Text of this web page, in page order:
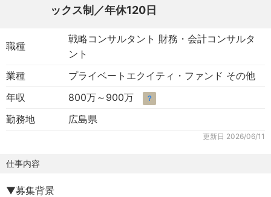
ックス制／年休120日
職種
戦略コンサルタント 財務・会計コンサルタ
ント
業種
プライベートエクイティ・ファンド その他
年収
800万～900万 ？
勤務地 広島県
更新日 2026/06/11
仕事内容
▼募集背景